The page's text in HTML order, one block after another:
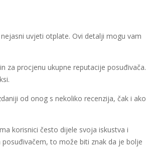
uvjeti otplate. Ovi detalji mogu vam
za procjenu ukupne reputacije posuđivača.
od onog s nekoliko recenzija, čak i ako
korisnici često dijele svoja iskustva i
to može biti znak da je bolje